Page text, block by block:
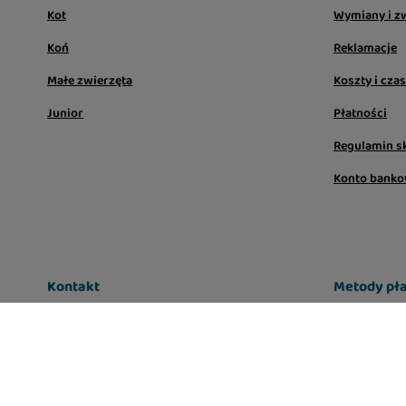
Kot
Koń
Małe zwierzęta
Junior
Wymiany i
Reklamacje
Koszty i
Płatności
Regulamin
Konto
Kontakt Metody